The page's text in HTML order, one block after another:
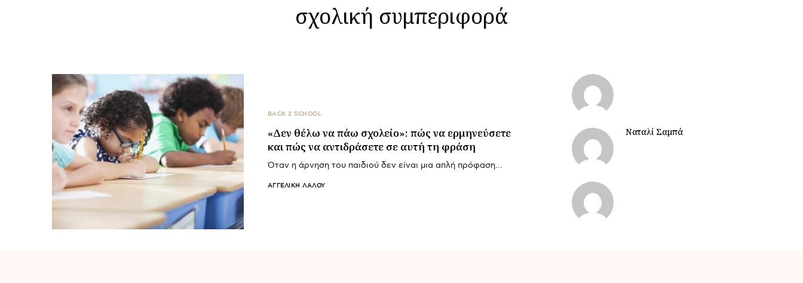
σχολική συμπεριφορά
BACK 2 SCHOOL
«Δεν θέλω να πάω σχολείο»: πώς να ερμηνεύσετε
και πώς να αντιδράσετε σε αυτή τη φράση
Όταν η άρνηση του παιδιού δεν είναι μια απλή πρόφαση…
ΑΓΓΕΛΙΚΉ ΛΆΛΟΥ
Ναταλί Σαμπά